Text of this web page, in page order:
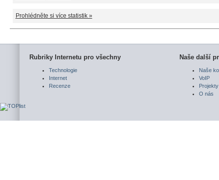
Prohlédněte si více statistik »
Rubriky Internetu pro všechny
Technologie
Internet
Recenze
Naše další
Naše
VoIP
Projekty
O nás